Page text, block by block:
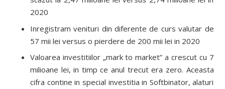
2020
Inregistram venituri din diferente de curs valutar de
57 mii lei versus o pierdere de 200 mii lei in 2020
Valoarea investitiilor „mark to market” a crescut cu 7
milioane lei, in timp ce anul trecut era zero. Aceasta
cifra contine in special investitia in Softbinator, alaturi